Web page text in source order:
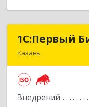
1С:Первый
Казань
Внедрений